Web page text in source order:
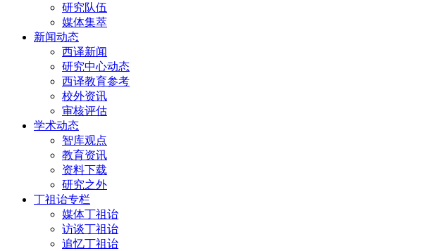
研究队伍
媒体集萃
新闻动态
西译新闻
研究中心动态
西译教育参考
校外资讯
审核评估
学术动态
智库观点
教育资讯
资料下载
研究之外
丁祖诒专栏
媒体丁祖诒
访谈丁祖诒
追忆丁祖诒